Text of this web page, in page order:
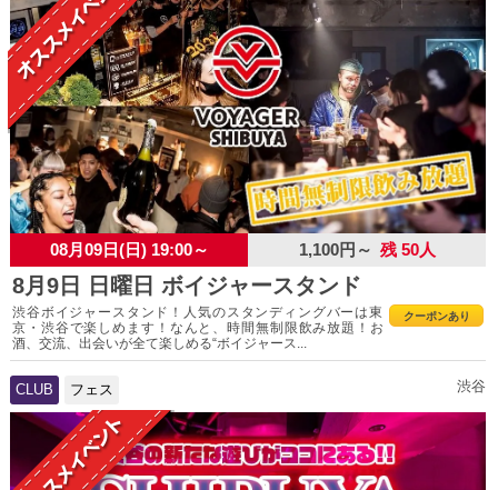
08月09日(日) 19:00～ 1,100円～ 残 50人
8月9日 日曜日 ボイジャースタンド
クーポンあり
渋谷ボイジャースタンド！人気のスタンディングバーは東
京・渋谷で楽しめます！なんと、時間無制限飲み放題！お
酒、交流、出会いが全て楽しめる“ボイジャース...
CLUB フェス 渋谷